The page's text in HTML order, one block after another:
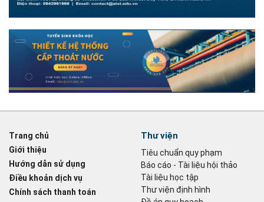
Trang chủ
Giới thiệu
Hướng dẫn sử dụng
Điều khoản dịch vụ
Chính sách thanh toán
Thư viện
Tiêu chuẩn quy phạm
Báo cáo - Tài liệu hội thảo
Tài liệu học tập
Thư viện định hình